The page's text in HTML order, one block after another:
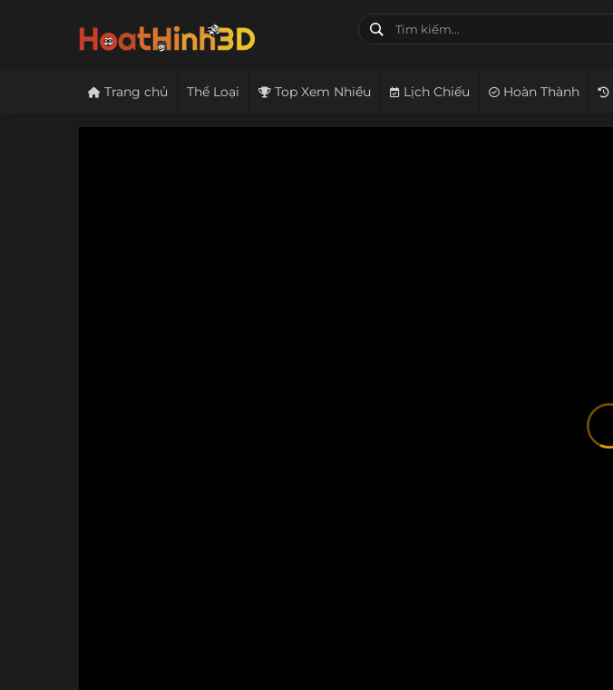
Trang chủ Thể Loại Top Xem Nhiều Lịch Chiếu Hoàn Thành